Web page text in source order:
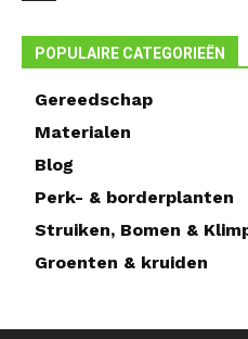
POPULAIRE CATEGORIEËN
Gereedschap
Materialen
Blog
Perk- & borderplanten
Struiken, Bomen &
Groenten & kruiden